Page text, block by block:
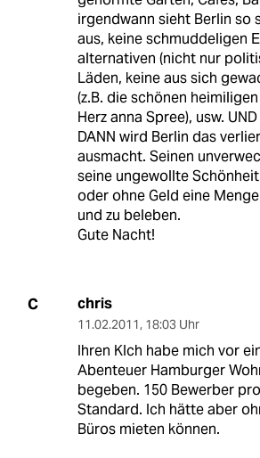
irgendwann sieht Berlin so
aus, keine schmuddeligen
alternativen (nicht nur
Läden, keine aus sich
(z.B. die schönen
Herz anna Spree), usw. UND
DANN wird Berlin das
ausmacht. Seinen
seine ungewollte
oder ohne Geld eine
und zu beleben.
Gute Nacht!
C chris
11.02.2011, 18:03 Uhr
Ihren KIch habe mich vor
Abenteuer Hamburger
begeben. 150 Bewerber
Standard. Ich hätte aber
Büros mieten können.